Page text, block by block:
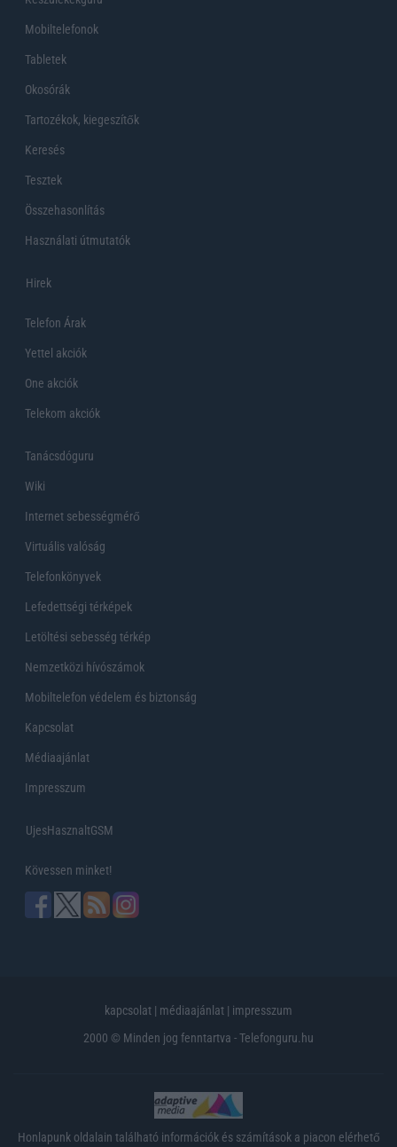
Mobiltelefonok
Tabletek
Okosórák
Tartozékok, kiegeszítők
Keresés
Tesztek
Összehasonlítás
Használati útmutatók
Hirek
Telefon Árak
Yettel akciók
One akciók
Telekom akciók
Tanácsdóguru
Wiki
Internet sebességmérő
Virtuális valóság
Telefonkönyvek
Lefedettségi térképek
Letöltési sebesség térkép
Nemzetközi hívószámok
Mobiltelefon védelem és biztonság
Kapcsolat
Médiaajánlat
Impresszum
UjesHasznaltGSM
Kövessen minket!
kapcsolat | médiaajánlat | impresszum
2000 © Minden jog fenntartva - Telefonguru.hu
Honlapunk oldalain található információk és számítások a piacon elérhető